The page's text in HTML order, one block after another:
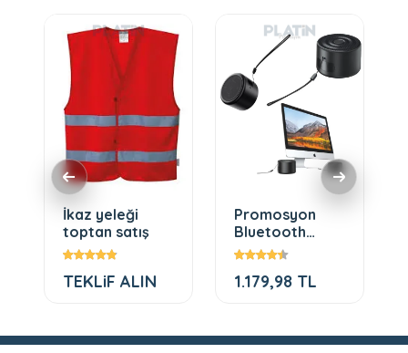
İkaz yeleği
toptan satış
TEKLiF ALIN
Promosyon
Bluetooth
Hoparlör 705
1.179,98 TL